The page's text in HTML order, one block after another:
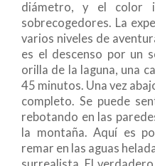
diámetro, y el color
sobrecogedores. La
varios niveles de
es el descenso por un
orilla de la laguna, una
45 minutos. Una vez
completo. Se puede
rebotando en las
la montaña. Aquí es
remar en las aguas